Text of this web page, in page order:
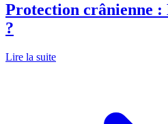
Protection crânienne :
?
Lire la suite